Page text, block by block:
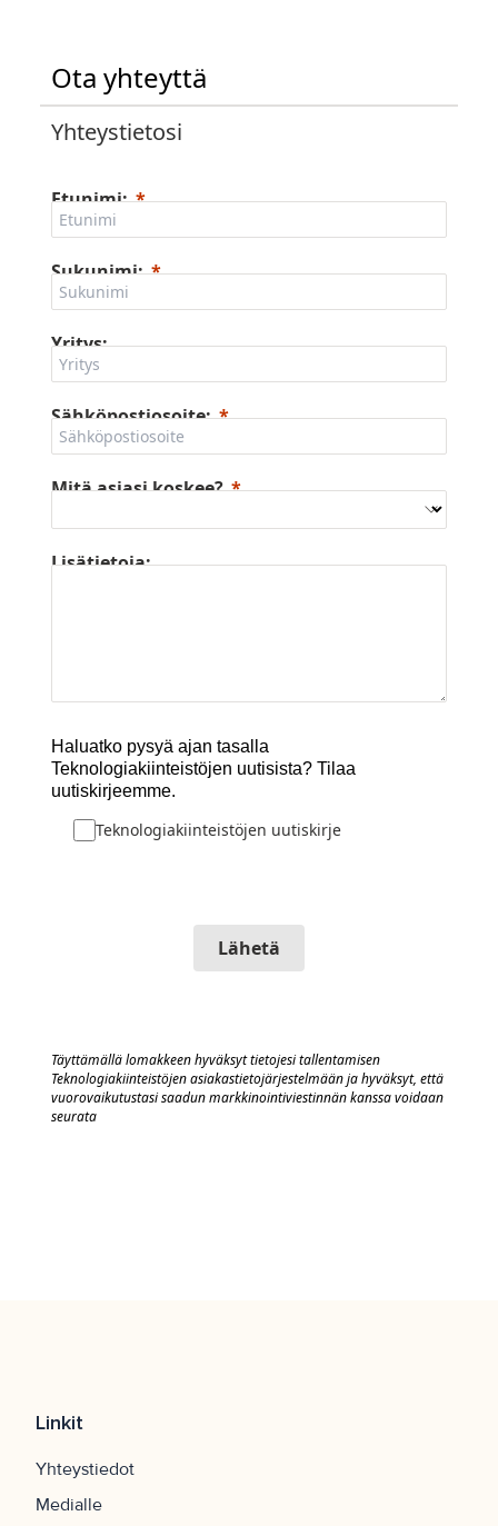
Ota yhteyttä
Yhteystietosi
Etunimi:
Sukunimi:
Yritys:
Sähköpostiosoite:
Mitä asiasi koskee?
Lisätietoja:
Haluatko pysyä ajan tasalla
Teknologiakiinteistöjen uutisista? Tilaa
uutiskirjeemme.
Teknologiakiinteistöjen uutiskirje
Lähetä
Täyttämällä lomakkeen hyväksyt tietojesi tallentamisen
Teknologiakiinteistöjen asiakastietojärjestelmäänja hyväksyt, että
vuorovaikutustasi saadun markkinointiviestinnän kanssa voidaan
seurata
Linkit
Yhteystiedot
Medialle